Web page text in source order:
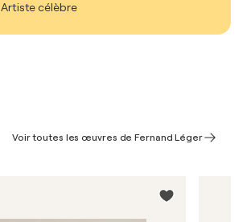
Artiste célèbre
Voir toutes les œuvres de Fernand Léger